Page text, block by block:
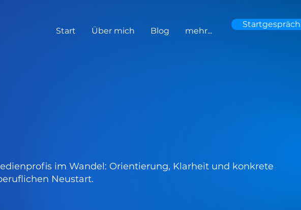
Start Über mich Blog mehr...
im Wandel: Orientierung, Klarheit und konkrete
Neustart.